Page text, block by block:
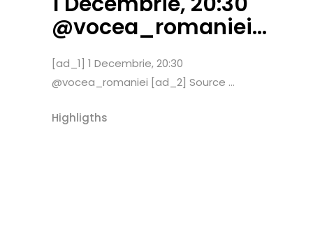
@vocea_romaniei…
[ad_1] 1 Decembrie, 20:30
@vocea_romaniei [ad_2] Source ...
Highligths